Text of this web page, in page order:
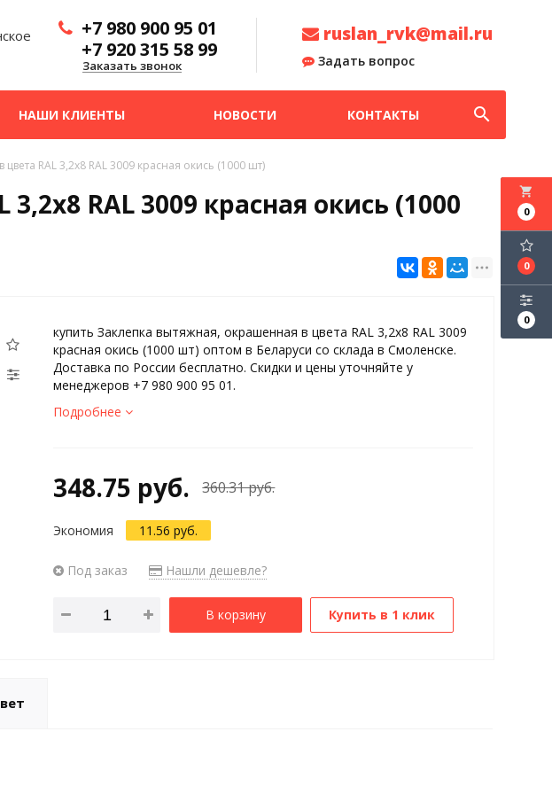
+7 980 900 95 01
+7 920 315 58 99
Заказать звонок
ruslan_rvk@mail.ru
Задать вопрос
НАШИ КЛИЕНТЫ НОВОСТИ КОНТАКТЫ search
RAL 3,2x8 RAL 3009 красная окись (1000 шт)
RAL 3009 красная окись (1000
local_grocery_store
0
0
0
купить Заклепка вытяжная, окрашенная в цвета RAL 3,2x8 RAL 3009
красная окись (1000 шт) оптом в Беларуси со склада в Смоленске.
Доставка по России бесплатно. Скидки и цены уточняйте у
менеджеров +7 980 900 95 01.
Подробнее
348.75 руб. 360.31 руб.
Экономия 11.56 руб.
Под заказ Нашли дешевле?
В корзину Купить в 1 клик